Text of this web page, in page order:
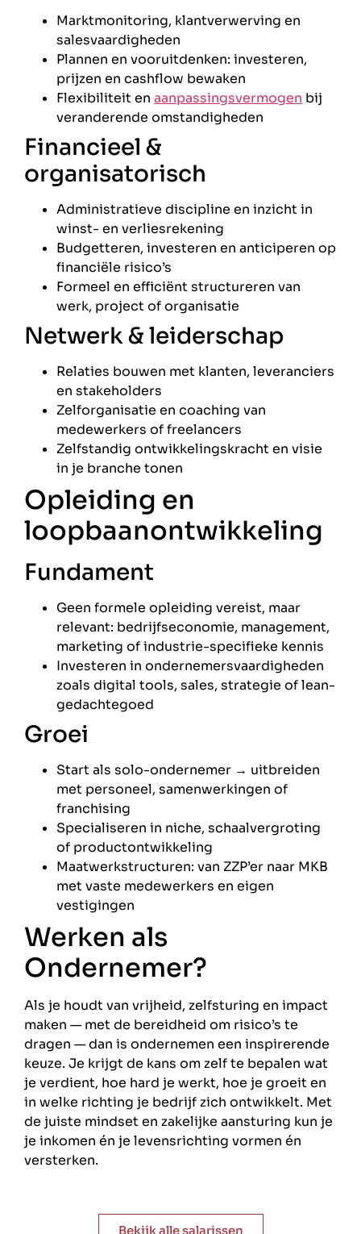
Marktmonitoring, klantverwerving en
salesvaardigheden
Plannen en vooruitdenken: investeren,
prijzen en cashflow bewaken
Flexibiliteit en aanpassingsvermogen bij
veranderende omstandigheden
Financieel &
organisatorisch
Administratieve discipline en inzicht in
winst- en verliesrekening
Budgetteren, investeren en anticiperen op
financiële risico’s
Formeel en efficiënt structureren van
werk, project of organisatie
Netwerk & leiderschap
Relaties bouwen met klanten, leveranciers
en stakeholders
Zelforganisatie en coaching van
medewerkers of freelancers
Zelfstandig ontwikkelingskracht en visie
in je branche tonen
Opleiding en
loopbaanontwikkeling
Fundament
Geen formele opleiding vereist, maar
relevant: bedrijfseconomie, management,
marketing of industrie-specifieke kennis
Investeren in ondernemersvaardigheden
zoals digital tools, sales, strategie of lean-
gedachtegoed
Groei
Start als solo-ondernemer → uitbreiden
met personeel, samenwerkingen of
franchising
Specialiseren in niche, schaalvergroting
of productontwikkeling
Maatwerkstructuren: van ZZP’er naar MKB
met vaste medewerkers en eigen
vestigingen
Werken als
Ondernemer?
Als je houdt van vrijheid, zelfsturing en impact
maken — met de bereidheid om risico’s te
dragen — dan is ondernemen een inspirerende
keuze. Je krijgt de kans om zelf te bepalen wat
je verdient, hoe hard je werkt, hoe je groeit en
in welke richting je bedrijf zich ontwikkelt. Met
de juiste mindset en zakelijke aansturing kun je
je inkomen én je levensrichting vormen én
versterken.
Bekijk alle salarissen